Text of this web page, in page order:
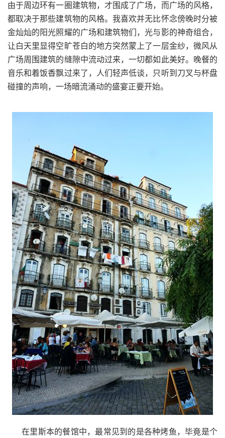
由于周边环有一圈建筑物，才围成了广场，而广场的风格，
都取决于那些建筑物的风格。我喜欢并无比怀念傍晚时分被
金灿灿的阳光照耀的广场和建筑物们，光与影的神奇组合，
让白天里显得空旷苍白的地方突然蒙上了一层金纱，微风从
广场周围建筑的缝隙中流动过来，一切都如此美好。晚餐的
音乐和着饭香飘过来了，人们轻声低谈，只听到刀叉与杯盘
碰撞的声响，一场暗流涌动的盛宴正要开始。
在里斯本的餐馆中，最常见到的是各种烤鱼，毕竟是个